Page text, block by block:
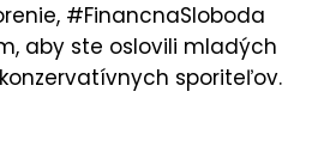
#FinancnaSloboda
aby ste oslovili mladých
sporiteľov.